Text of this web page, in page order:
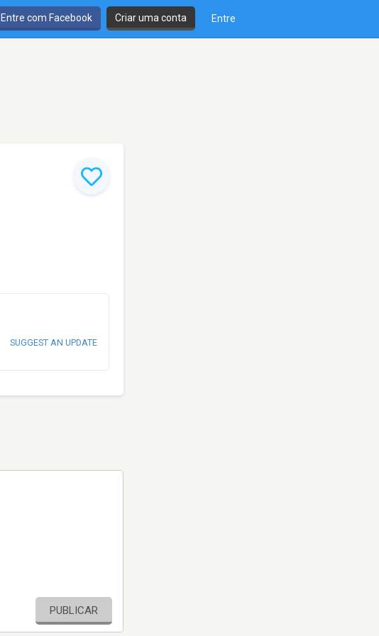
Entre com Facebook Criar uma conta Entre
SUGGEST AN UPDATE
PUBLICAR